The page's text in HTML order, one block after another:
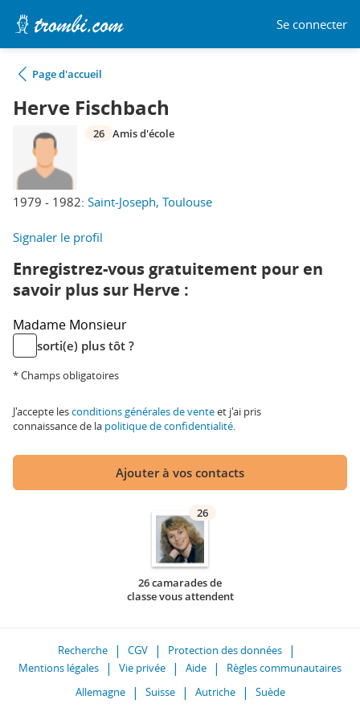
Se connecter
Page d'accueil
Herve Fischbach
1979 - 1982: Saint-Joseph, Toulouse
26 Amis d'école
Signaler le profil
Enregistrez-vous gratuitement pour en
savoir plus sur Herve :
Madame Monsieur
sorti(e) plus tôt ?
* Champs obligatoires
J'accepte lesconditions générales de venteet j'ai pris
connaissance de la politique de confidentialité.
Ajouter à vos contacts
26
26 camarades de
classe vous attendent
Recherche CGV
Protection des données
Mentions légales
Vie privée Aide
Règles communautaires
Allemagne
Suisse Autriche Suède